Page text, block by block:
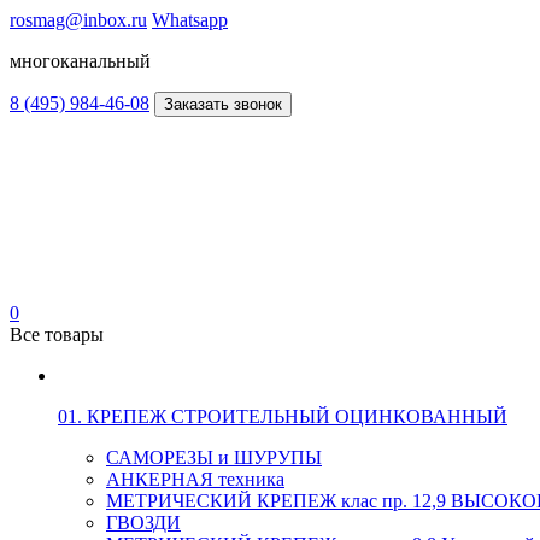
rosmag@inbox.ru Whatsapp
многоканальный
8 (495) 984-46-08 Заказать звонок
0
Все товары
01. КРЕПЕЖ СТРОИТЕЛЬНЫЙ ОЦИНКОВАННЫЙ
САМОРЕЗЫ и ШУРУПЫ
АНКЕРНАЯ техника
МЕТРИЧЕСКИЙ КРЕПЕЖ клас пр. 12,9
ГВОЗДИ